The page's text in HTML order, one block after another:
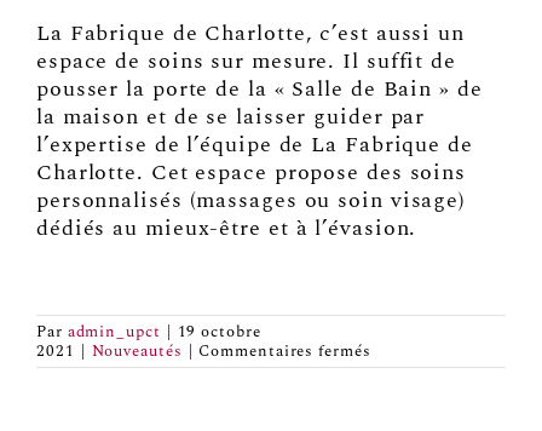
La Fabrique de Charlotte, c’est aussi un
espace de soins sur mesure. Il suffit de
pousser la porte de la « Salle de Bain » de
la maison et de se laisser guider par
l’expertise de l’équipe de La Fabrique de
Charlotte. Cet espace propose des soins
personnalisés (massages ou soin visage)
dédiés au mieux-être et à l’évasion.
Par admin_upct | 19 octobre
2021 | Nouveautés | Commentaires fermés
La